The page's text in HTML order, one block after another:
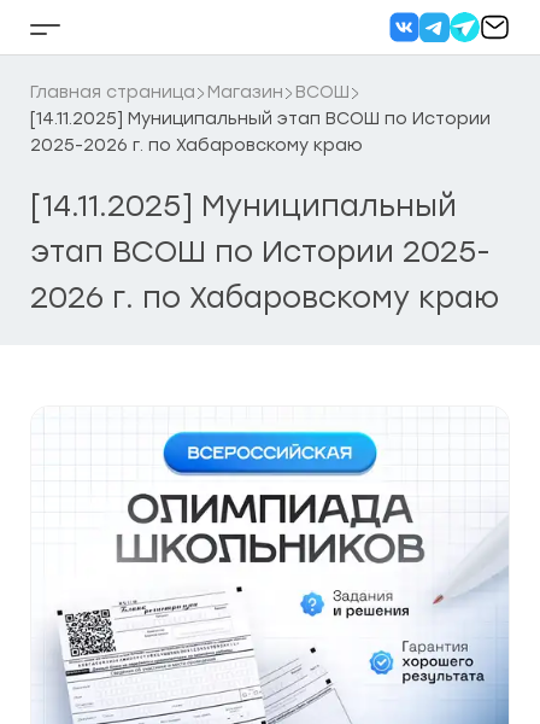
Кнопка
бокового
меню
Главная страница Магазин
ВСОШ
[14.11.2025] Муниципальный этап ВСОШ по Истории
2025-2026 г. по Хабаровскому краю
[14.11.2025] Муниципальный
этап ВСОШ по Истории 2025-
2026 г. по Хабаровскому краю